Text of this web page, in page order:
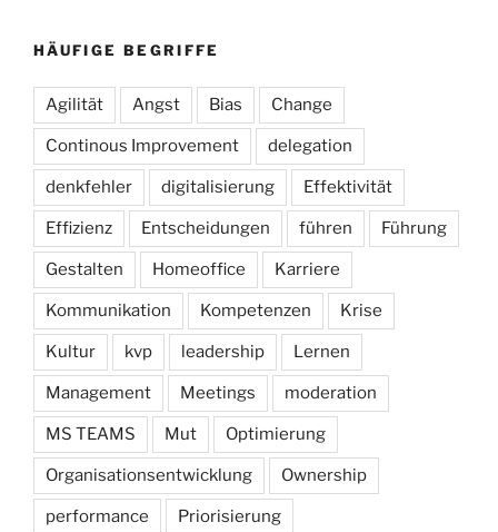
HÄUFIGE BEGRIFFE
Agilität Angst Bias Change
Continous Improvement delegation
denkfehler digitalisierung Effektivität
Effizienz Entscheidungen führen Führung
Gestalten Homeoffice Karriere
Kommunikation Kompetenzen Krise
Kultur kvp leadership Lernen
Management Meetings moderation
MS TEAMS Mut Optimierung
Organisationsentwicklung Ownership
performance Priorisierung